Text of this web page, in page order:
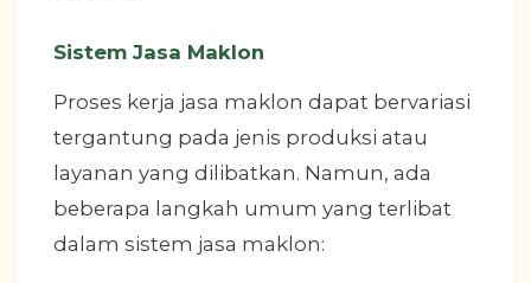
Sistem Jasa Maklon
Proses kerja jasa maklon dapat bervariasi
tergantung pada jenis produksi atau
layanan yang dilibatkan. Namun, ada
beberapa langkah umum yang terlibat
dalam sistem jasa maklon: